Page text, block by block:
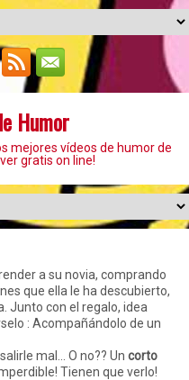
Humor
mejores vídeos de humor de
gratis on line!
a su novia, comprando
que ella le ha descubierto,
Junto con el regalo, idea
: Acompañándolo de un
mal... O no?? Un corto
Tienen que verlo!